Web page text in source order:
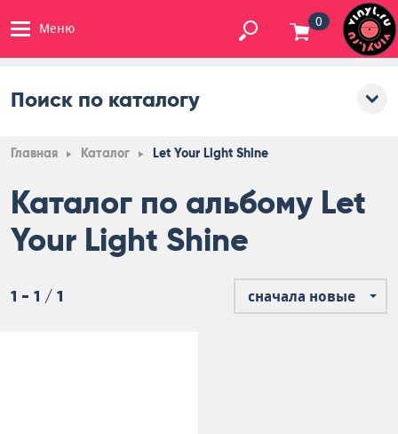
Меню 0
Поиск по каталогу
Главная Каталог Let Your Light Shine
Каталог по альбому Let
Your Light Shine
1 - 1 / 1 сначала новые